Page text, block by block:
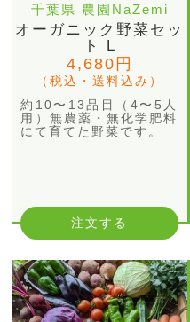
千葉県 農園NaZemi
オーガニック野菜セッ
ト L
4,680円
（税込・送料込み）
約10〜13品目（4〜5人
用）無農薬・無化学肥料
にて育てた野菜です。
注文する